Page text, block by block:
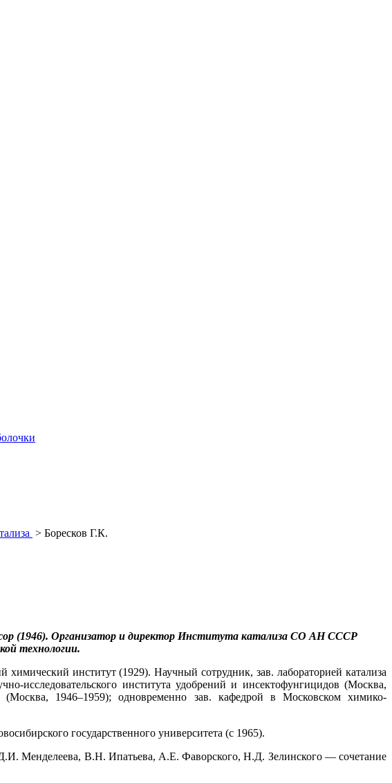
> Боресков Г.К.
(1946). Организатор и директор Института катализа СО АН СССР
технологии.
институт (1929). Научный сотрудник, зав. лабораторией катализа
исследовательского института удобрений и инсектофунгицидов (Москва,
(Москва, 1946–1959); одновременно зав. кафедрой в Московском химико-
государственного университета (с 1965).
Менделеева, В.Н. Ипатьева, А.Е. Фаворского, Н.Д. Зелинского — сочетание